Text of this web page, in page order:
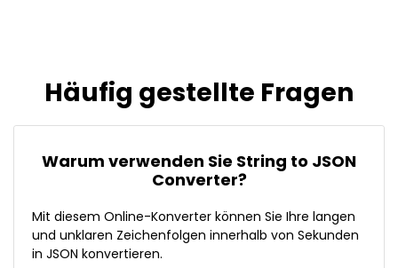
Häufig gestellte Fragen
Warum verwenden Sie String to JSON
Converter?
Mit diesem Online-Konverter können Sie Ihre langen
und unklaren Zeichenfolgen innerhalb von Sekunden
in JSON konvertieren.